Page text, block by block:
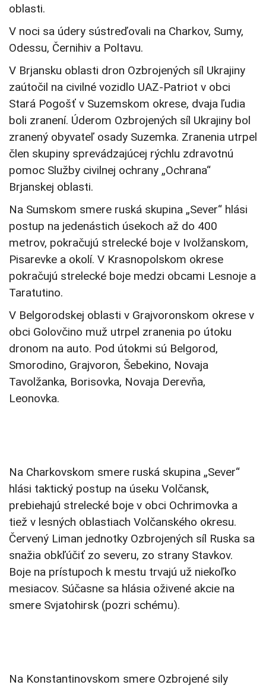
oblasti.
V noci sa údery sústreďovali na Charkov, Sumy,
Odessu, Černihiv a Poltavu.
V Brjansku oblasti dron Ozbrojených síl Ukrajiny
zaútočil na civilné vozidlo UAZ-Patriot v obci
Stará Pogošť v Suzemskom okrese, dvaja ľudia
boli zranení. Úderom Ozbrojených síl Ukrajiny bol
zranený obyvateľ osady Suzemka. Zranenia utrpel
člen skupiny sprevádzajúcej rýchlu zdravotnú
pomoc Služby civilnej ochrany „Ochrana“
Brjanskej oblasti.
Na Sumskom smere ruská skupina „Sever“ hlási
postup na jedenástich úsekoch až do 400
metrov, pokračujú strelecké boje v Ivolžanskom,
Pisarevke a okolí. V Krasnopolskom okrese
pokračujú strelecké boje medzi obcami Lesnoje a
Taratutino.
V Belgorodskej oblasti v Grajvoronskom okrese v
obci Golovčino muž utrpel zranenia po útoku
dronom na auto. Pod útokmi sú Belgorod,
Smorodino, Grajvoron, Šebekino, Novaja
Tavolžanka, Borisovka, Novaja Derevňa,
Leonovka.
Na Charkovskom smere ruská skupina „Sever“
hlási taktický postup na úseku Volčansk,
prebiehajú strelecké boje v obci Ochrimovka a
tiež v lesných oblastiach Volčanského okresu.
Červený Liman jednotky Ozbrojených síl Ruska sa
snažia obkľúčiť zo severu, zo strany Stavkov.
Boje na prístupoch k mestu trvajú už niekoľko
mesiacov. Súčasne sa hlásia oživené akcie na
smere Svjatohirsk (pozri schému).
Na Konstantinovskom smere Ozbrojené sily